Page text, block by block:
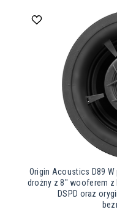
Origin Acoustics D89
drożny z 8″ wooferem
DSPD oraz